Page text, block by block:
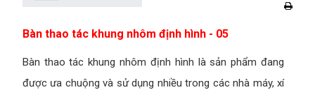
Bàn thao tác khung nhôm định hình - 05
Bàn thao tác khung nhôm định hình là sản phẩm đang
được ưa chuộng và sử dụng nhiều trong các nhà máy, xí